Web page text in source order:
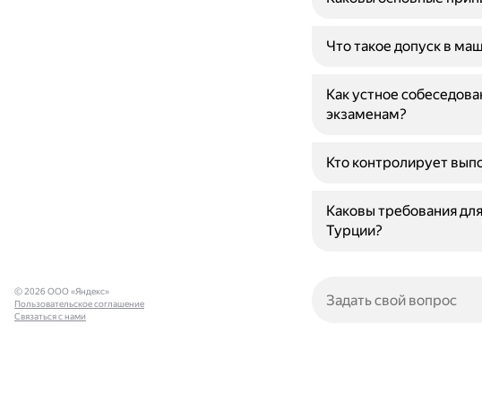
Что такое допуск в
Как устное
экзаменам?
Кто контролирует
Каковы требования
Турции?
© 2026 ООО «Яндекс»
Пользовательское соглашение
Связаться с нами